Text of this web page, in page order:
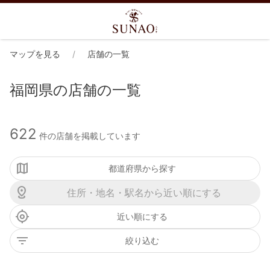
マップを見る 店舗の一覧
福岡県の店舗の一覧
622 件の店舗を掲載しています
都道府県から探す
近い順にする
絞り込む